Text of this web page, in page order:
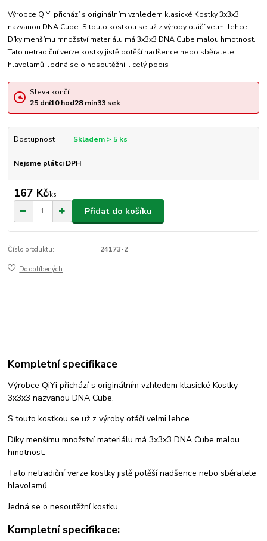
Výrobce QiYi přichází s originálním vzhledem klasické Kostky 3x3x3
nazvanou DNA Cube. S touto kostkou se už z výroby otáčí velmi lehce.
Díky menšímu množství materiálu má 3x3x3 DNA Cube malou hmotnost.
Tato netradiční verze kostky jistě potěší nadšence nebo sběratele
hlavolamů. Jedná se o nesoutěžní... celý popis
Sleva končí:
25 dní10hod28min33sek
Dostupnost Skladem > 5 ks
Nejsme plátci DPH
167 Kč/ks
Přidat do košíku
Číslo produktu: 24173-Z
Do oblíbených
Kompletní specifikace
Výrobce QiYi přichází s originálním vzhledem klasické Kostky
3x3x3 nazvanou DNA Cube.
S touto kostkou se už z výroby otáčí velmi lehce.
Díky menšímu množství materiálu má 3x3x3 DNA Cube malou
hmotnost.
Tato netradiční verze kostky jistě potěší nadšence nebo sběratele
hlavolamů.
Jedná se o nesoutěžní kostku.
Kompletní specifikace: